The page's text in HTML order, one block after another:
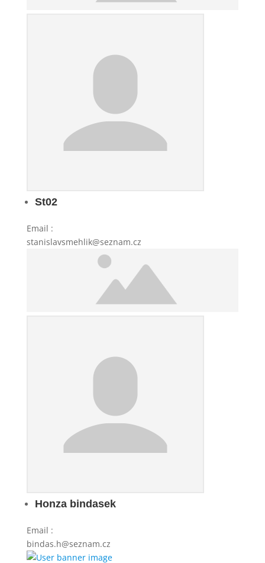
St02
Email :
stanislavsmehlik@seznam.cz
Honza bindasek
Email :
bindas.h@seznam.cz